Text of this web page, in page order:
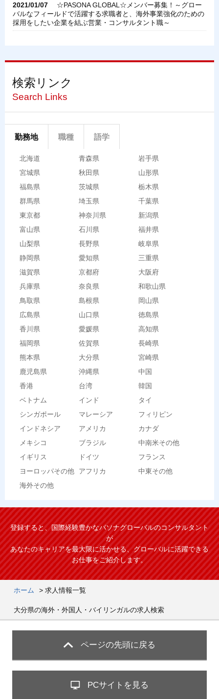
2021/01/07
☆PASONA GLOBAL☆メンバー募集！～グロー
バルなフィールドで活躍する求職者と、海外事業強化のための
採用をしたい企業を結ぶ営業・コンサルタント職～
検索リンク
Search Links
勤務地 職種 語学
北海道 青森県
岩手県
宮城県
秋田県
山形県
福島県
茨城県
栃木県
群馬県
埼玉県
千葉県
東京都
神奈川県
新潟県
富山県
石川県
福井県
山梨県
長野県
岐阜県
静岡県
愛知県
三重県
滋賀県
京都府
大阪府
兵庫県
奈良県
和歌山県
鳥取県
島根県
岡山県
広島県
山口県
徳島県
香川県
愛媛県
高知県
福岡県
佐賀県
長崎県
熊本県
大分県
宮崎県
鹿児島県
沖縄県
中国
香港
台湾
韓国
ベトナム
インド
タイ
シンガポール
マレーシア
フィリピン
インドネシア
アメリカ
カナダ
メキシコ
ブラジル
中南米その他
イギリス
ドイツ
フランス
ヨーロッパその他
アフリカ
中東その他
海外その他
登録すると、国際経験豊かなパソナグローバルのコンサルタント
が
あなたのキャリアを最大限に活かせる、グローバルに活躍できる
お仕事をご紹介します。
ホーム > 求人情報一覧
大分県の海外・外国人・バイリンガルの求人検索
ページの先頭に戻る
PCサイトを見る